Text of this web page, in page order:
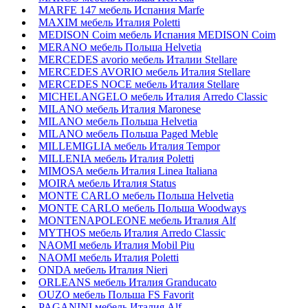
MARFE 147 мебель Испания Marfe
MAXIM мебель Италия Poletti
MEDISON Coim мебель Испания MEDISON Coim
MERANO мебель Польша Helvetia
MERCEDES avorio мебель Италии Stellare
MERCEDES AVORIO мебель Италия Stellare
MERCEDES NOCE мебель Италия Stellare
MICHELANGELO мебель Италия Arredo Classic
MILANO мебель Италия Maronese
MILANO мебель Польша Helvetia
MILANO мебель Польша Paged Meble
MILLEMIGLIA мебель Италия Tempor
MILLENIA мебель Италия Poletti
MIMOSA мебель Италия Linea Italiana
MOIRA мебель Италия Status
MONTE CARLO мебель Польша Helvetia
MONTE CARLO мебель Польша Woodways
MONTENAPOLEONE мебель Италия Alf
MYTHOS мебель Италия Arredo Classic
NAOMI мебель Италия Mobil Piu
NAOMI мебель Италия Poletti
ONDA мебель Италия Nieri
ORLEANS мебель Италия Granducato
OUZO мебель Польша FS Favorit